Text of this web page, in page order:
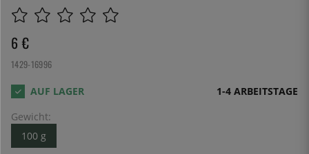
6 €
1429-16996
1-4 ARBEITSTAGE
Gewicht:
100 g